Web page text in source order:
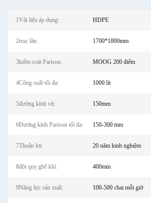
1Vật liệu áp dụng: HDPE
2trục lăn: 1700*1800mm
3kiểm soát Parison: MOOG 200 điểm
4Công suất tối đa: 1000 lít
5đường kính vít: 150mm
6Đường kính Parison tối đa: 150-300 mm
7Thuận lợi: 20 năm kinh nghiệm
8đột quỵ ghế khí: 400mm
9Năng lực sản xuất: 100-500 chai mỗi giờ